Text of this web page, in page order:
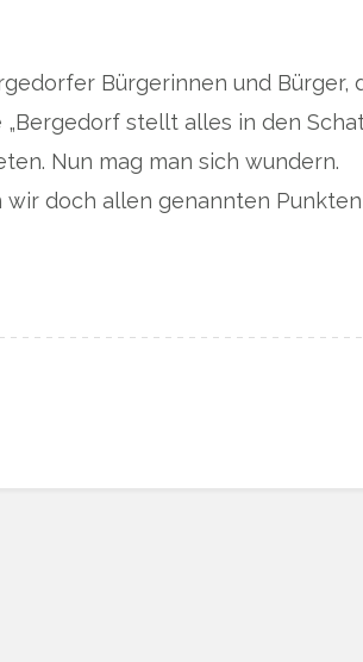
Bürgerinnen und Bürger,
stellt alles in den
Nun mag man sich wundern.
doch allen genannten Punkten